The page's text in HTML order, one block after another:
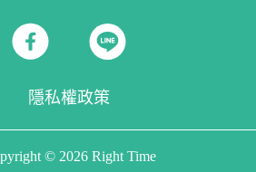
隱私權政策
© 2026 Right Time